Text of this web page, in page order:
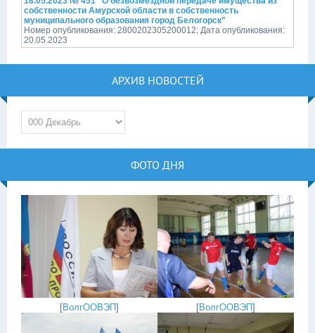
собственности Амурской области в собственность
муниципального образования город Белогорск"
Номер опубликования: 2800202305200012; Дата опубликования:
20.05.2023
АРХИВ НОВОСТЕЙ
ФОТО ДНЯ
[ВолгООВЭП] [ВолгООВЭП]